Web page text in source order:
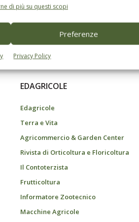
di più su questi scopi
Preferenze
Privacy Policy
EDAGRICOLE
Edagricole
Terra e Vita
Agricommercio & Garden Center
Rivista di Orticoltura e Floricoltura
Il Contoterzista
Frutticoltura
Informatore Zootecnico
Macchine Agricole